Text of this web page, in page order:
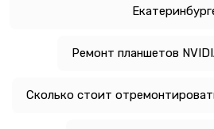
Ремонт планшетов
Сколько стоит